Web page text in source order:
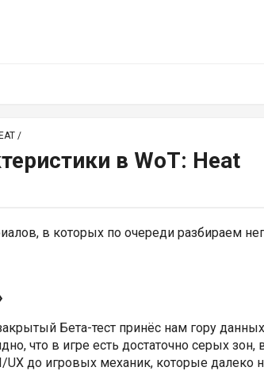
/
в WoT: Heat
в которых по очереди разбираем
Бета-тест принёс нам гору
что в игре есть достаточно серых
до игровых механик, которые далеко